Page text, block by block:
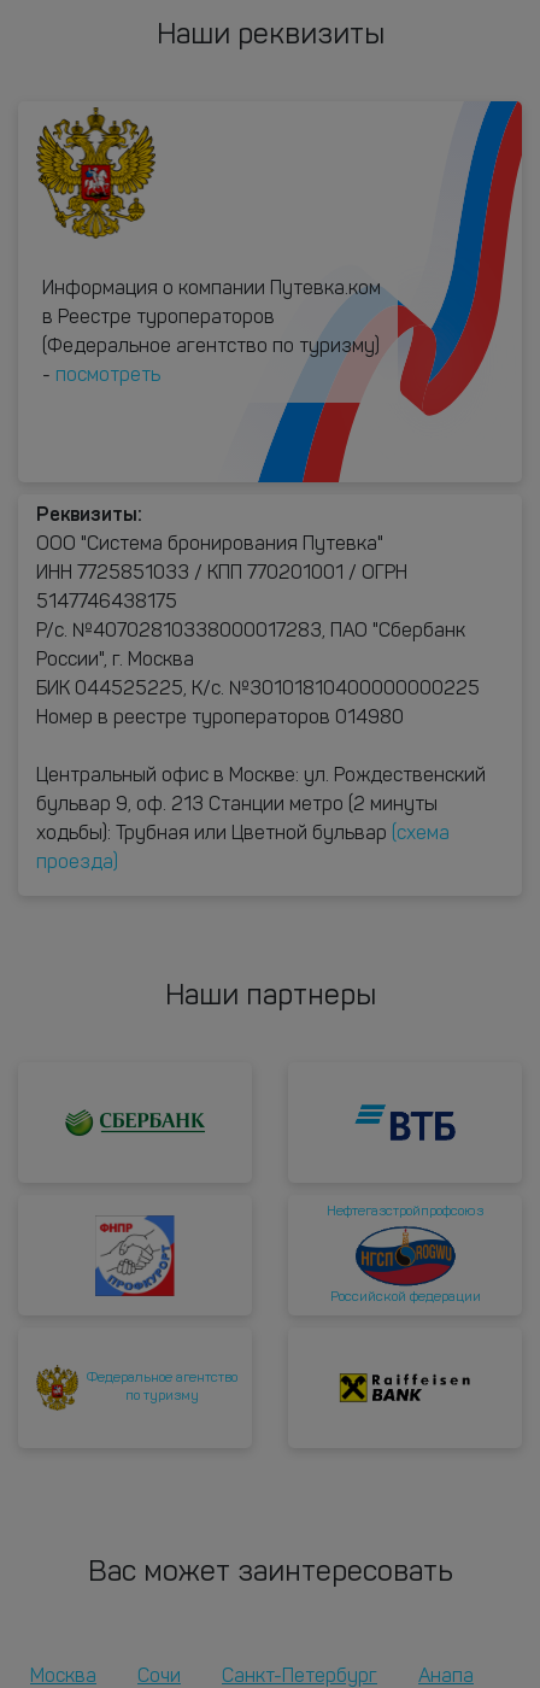
Наши реквизиты
Информация о компании Путевка.ком
в Реестре туроператоров
(Федеральное агентство по туризму)
- посмотреть
Реквизиты:
ООО "Система бронирования Путевка"
ИНН 7725851033 / КПП 770201001 / ОГРН
5147746438175
Р/с. №40702810338000017283, ПАО "Сбербанк
России", г. Москва
БИК 044525225, К/с. №30101810400000000225
Номер в реестре туроператоров 014980
Центральный офис в Москве: ул. Рождественский
бульвар 9, оф. 213 Станции метро (2 минуты
ходьбы): Трубная или Цветной бульвар
(схема
проезда)
Наши партнеры
Нефтегазстройпрофсоюз
Российской федерации
Федеральное агентство
по туризму
Вас может заинтересовать
Москва Сочи Санкт-Петербург
Анапа